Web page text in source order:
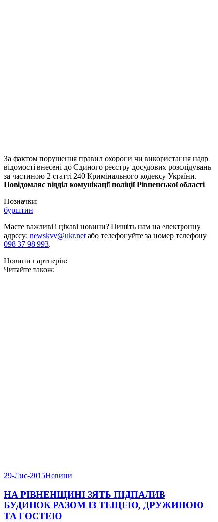
За фактом порушення правил охорони чи використання надр
відомості внесені до Єдиного реєстру досудових розслідувань
за частиною 2 статті 240 Кримінального кодексу України. –
Повідомляє відділ комунікації поліції Рівненської області
Позначки:
бурштин
Маєте важливі і цікаві новини? Пишіть нам на електронну
адресу: newskvv@ukr.netабо телефонуйте за номер телефону
098 37 98 993.
Новини партнерів:
Читайте також:
29-Лис-2015Новини
НА РІВНЕНЩИНІ ЗЯТЬ ПІДПАЛИВ
БУДИНОК РАЗОМ ІЗ ТЕЩЕЮ, ДРУЖИНОЮ
ТА ГОСТЕЮ